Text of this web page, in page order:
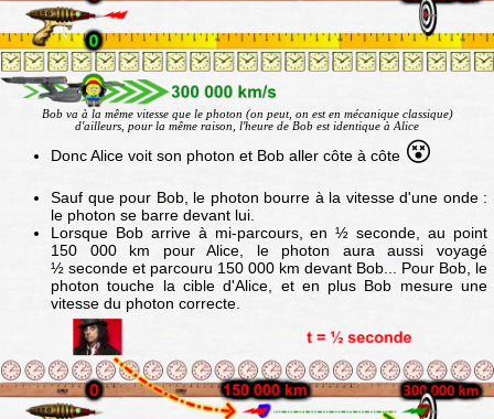
Bob va à la même vitesse que le photon (on peut, on est en mécanique classique)
d'ailleurs, pour la même raison, l'heure de Bob est identique à Alice
Donc Alice voit son photon et Bob aller côte à côte 😵
Sauf que pour Bob, le photon bourre à la vitesse d'une onde :
le photon se barre devant lui.
Lorsque Bob arrive à mi-parcours, en ½ seconde, au point
150 000 km pour Alice, le photon aura aussi voyagé
½ seconde et parcouru 150 000 km devant Bob... Pour Bob, le
photon touche la cible d'Alice, et en plus Bob mesure une
vitesse du photon correcte.